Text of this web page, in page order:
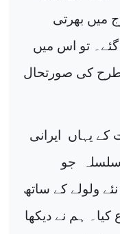
میں بھرتی
تو اس میں
طرح کی صورتحال
یہاں
ایرانی
جو
نئے ولولے کے ساتھ
کیا۔ ہم نے دیکھا